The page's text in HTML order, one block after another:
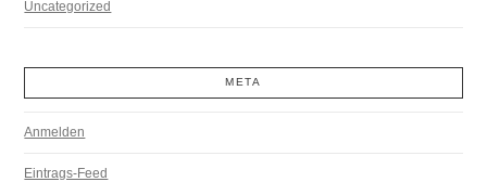
Uncategorized
META
Anmelden
Eintrags-Feed